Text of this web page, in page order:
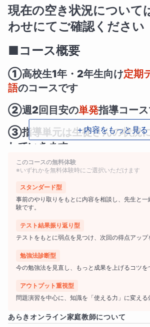
現在の空き状況について
わせにてご確認ください
■コース概要
①高校生1年・2年生向け定期
語のコースです
②週2回目安の単発指導コー
③指導単元は生徒さんの状況
していきます
④Google Meet を使用して授
⑤追加授業のお申し込みも可能
＋内容をもっと見る
このコースの無料体験
※いずれかを無料体験時にご選択いただけます
スタンダード型
事前のやり取りをもとに内容を相談し、先生と
験です。
テスト結果振り返り型
テストをもとに弱点を見つけ、次回の得点アップ
勉強法診断型
今の勉強法を見直し、もっと成果を上げるコツを
アウトプット重視型
問題演習を中心に、知識を「使える力」に変える
あらきオンライン家庭教師について